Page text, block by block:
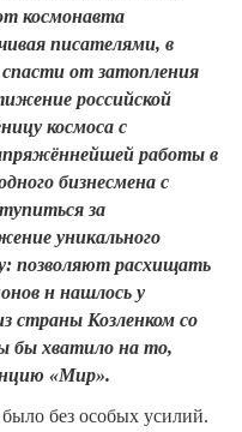
космонавта
писателями, в
от затопления
российской
космоса с
работы в
бизнесмена с
за
уникального
позволяют расхищать
н нашлось у
страны Козленком со
бы хватило на то,
«Мир».
без особых усилий.